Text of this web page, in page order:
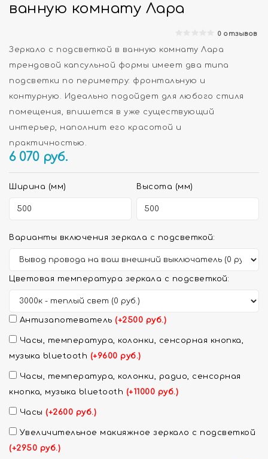
ванную комнату Лара
0 отзывов
Зеркало с подсветкой в ванную комнату Лара
трендовой капсульной формы имеет два типа
подсветки по периметру: фронтальную и
контурную. Идеально подойдет для любого стиля
помещения, впишется в уже существующий
интерьер, наполнит его красотой и
практичностью.
6 070 руб.
Ширина (мм) Высота (мм)
Варианты включения зеркала с подсветкой:
Цветовая температура зеркала с подсветкой:
Антизапотеватель (+2500 руб.)
Часы, температура, колонки, сенсорная кнопка,
музыка bluetooth (+9600 руб.)
Часы, температура, колонки, радио, сенсорная
кнопка, музыка bluetooth (+11000 руб.)
Часы (+2600 руб.)
Увеличительное макияжное зеркало с подсветкой
(+2950 руб.)